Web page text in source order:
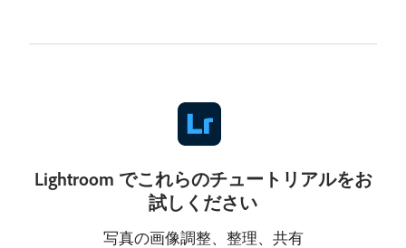
Lightroom でこれらのチュートリアルをお
試しください
写真の画像調整、整理、共有